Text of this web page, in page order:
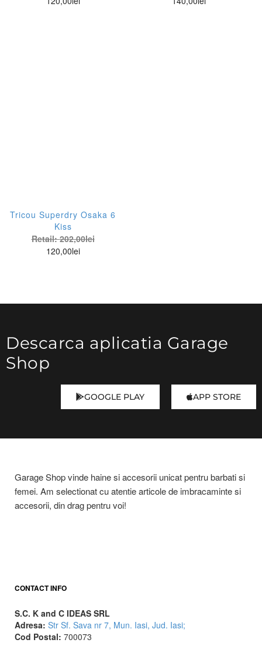
Tricou Superdry Osaka 6
Kiss
Retail:202,00lei
120,00lei
Descarca aplicatia Garage
Shop
GOOGLE PLAY APP STORE
Garage Shop vinde haine si accesorii unicat pentru barbati si
femei. Am selectionat cu atentie articole de imbracaminte si
accesorii, din drag pentru voi!
CONTACT INFO
S.C. K and C IDEAS SRL
Adresa: Str Sf. Sava nr 7, Mun. Iasi, Jud. Iasi;
Cod Postal: 700073